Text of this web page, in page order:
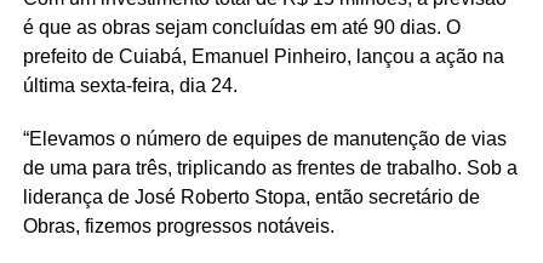
é que as obras sejam concluídas em até 90 dias. O
prefeito de Cuiabá, Emanuel Pinheiro, lançou a ação na
última sexta-feira, dia 24.
“Elevamos o número de equipes de manutenção de vias
de uma para três, triplicando as frentes de trabalho. Sob a
liderança de José Roberto Stopa, então secretário de
Obras, fizemos progressos notáveis.